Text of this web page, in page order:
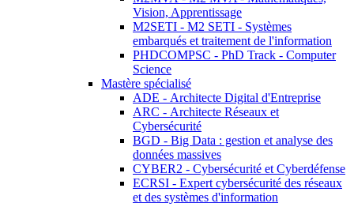
Vision, Apprentissage
M2SETI - M2 SETI - Systèmes
embarqués et traitement de l'information
PHDCOMPSC - PhD Track - Computer
Science
Mastère spécialisé
ADE - Architecte Digital d'Entreprise
ARC - Architecte Réseaux et
Cybersécurité
BGD - Big Data : gestion et analyse des
données massives
CYBER2 - Cybersécurité et Cyberdéfense
ECRSI - Expert cybersécurité des réseaux
et des systèmes d'information